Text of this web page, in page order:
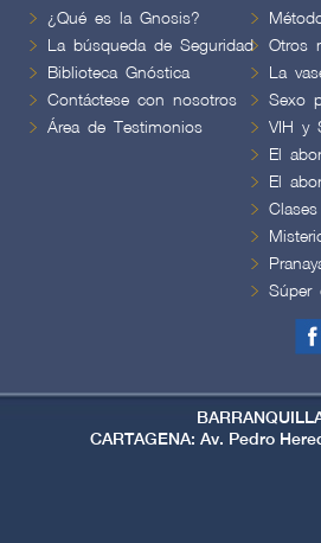
¿Qué es la Gnosis?
La búsqueda de Seguridad
Biblioteca Gnóstica
Contáctese con nosotros
Área de Testimonios
Otros
La
Sexo
VIH y
El
El
Súper
CARTAGENA: Av. Pedro